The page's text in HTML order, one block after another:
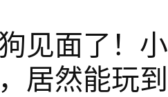
见面了！小
居然能玩到